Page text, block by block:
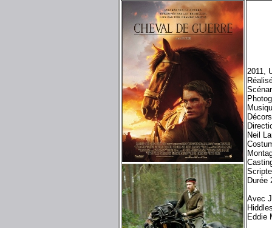
2011,
Neil
Durée
Avec
Eddie